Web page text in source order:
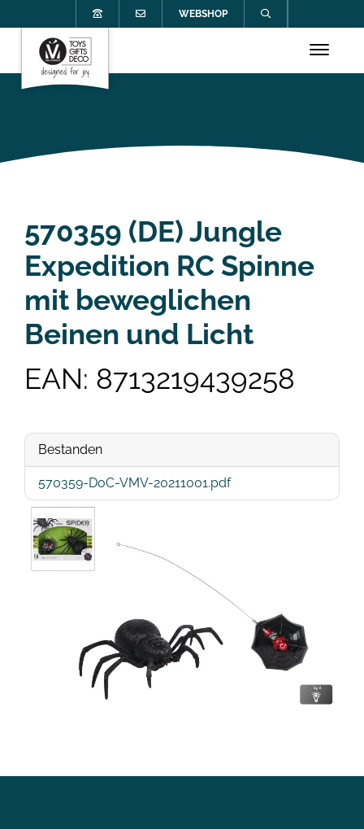
WEBSHOP
570359 (DE) Jungle
Expedition RC Spinne
mit beweglichen
Beinen und Licht
EAN: 8713219439258
Bestanden
570359-DoC-VMV-20211001.pdf